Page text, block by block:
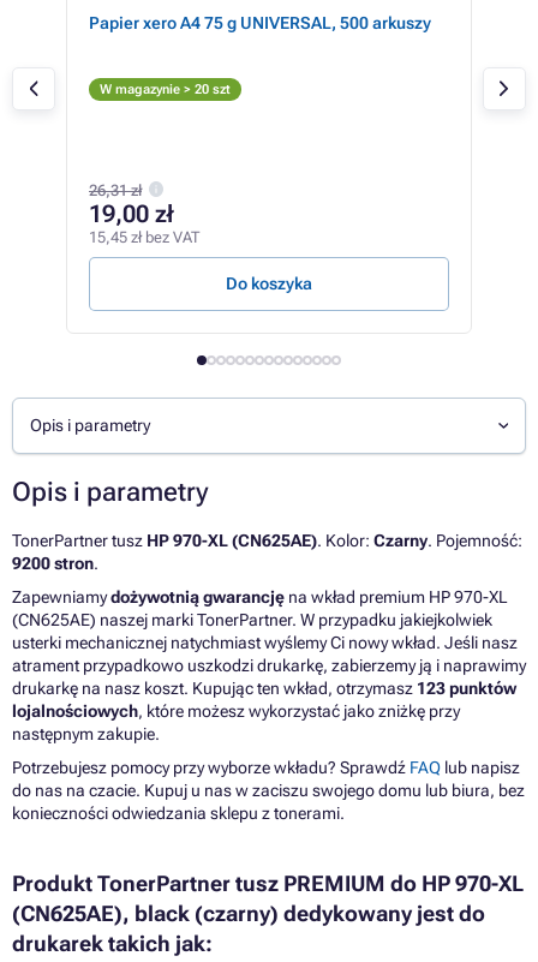
Papier xero A4 75 g UNIVERSAL, 500 arkuszy
W magazynie > 20 szt
26,31 zł
19,00 zł
15,45 zł bez VAT
Do koszyka
Opis i parametry
Opis i parametry
TonerPartner tusz HP 970-XL (CN625AE). Kolor: Czarny. Pojemność:
9200 stron.
Zapewniamydożywotnią gwarancję na wkład premium HP 970-XL
(CN625AE) naszej marki TonerPartner. W przypadku jakiejkolwiek
usterki mechanicznej natychmiast wyślemy Ci nowy wkład. Jeśli nasz
atrament przypadkowo uszkodzi drukarkę, zabierzemy ją i naprawimy
drukarkę na nasz koszt. Kupując ten wkład, otrzymasz 123 punktów
lojalnościowych, które możesz wykorzystać jako zniżkę przy
następnym zakupie.
Potrzebujesz pomocy przy wyborze wkładu? Sprawdź FAQ lub napisz
do nas na czacie. Kupuj u nas w zaciszu swojego domu lub biura, bez
konieczności odwiedzania sklepu z tonerami.
Produkt TonerPartner tusz PREMIUM do HP 970-XL
(CN625AE), black (czarny) dedykowany jest do
drukarek takich jak: